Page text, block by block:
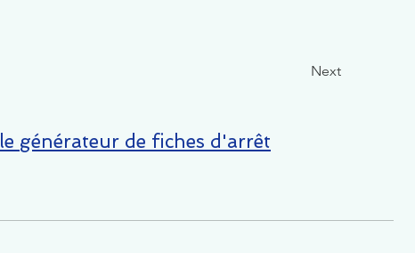
Next
générateur de fiches d'arrêt